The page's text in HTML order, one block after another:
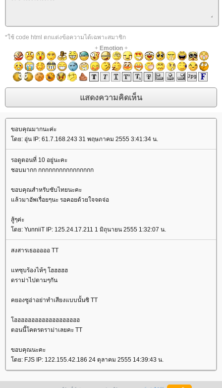
*ใช้ code html ตกแต่งข้อความได้เฉพาะสมาชิก
+ Emotion+
ขอบคุณมากนะค่ะ
ดย: อุ่น IP: 61.7.168.243 31 พฤษภาคม 2555 3:41:34 น.
รอดูตอนที่ 10 อยู่นะคะ
ชอบมากก กกกกกกกกกกกกกกกก
ขอบคุณสำหรับซับไทยนะคะ
ล้วมาอัพเรื่อยๆนะ รอคอยด้วยใจจดจ่อ
สู้ๆค่ะ
ดย: YunniiT IP: 125.24.17.211 1 มิถุนายน 2555 1:32:07 น.
สงสารเธอออออ TT
ทซุบร้องไห้ๆ โฮฮฮฮฮ
ดราม่าไปตามๆกัน
คยองซูอ่าอย่าทำเสียงแบบนั้นซิ TT
ฮฮฮฮฮฮฮฮฮฮฮฮฮฮฮฮฮฮฮ
ตอนนี้โคตรดราม่าเลยคะ TT
ขอบคุณนะคะ
ดย: FJS IP: 122.155.42.186 24 ตุลาคม 2555 14:39:43 น.